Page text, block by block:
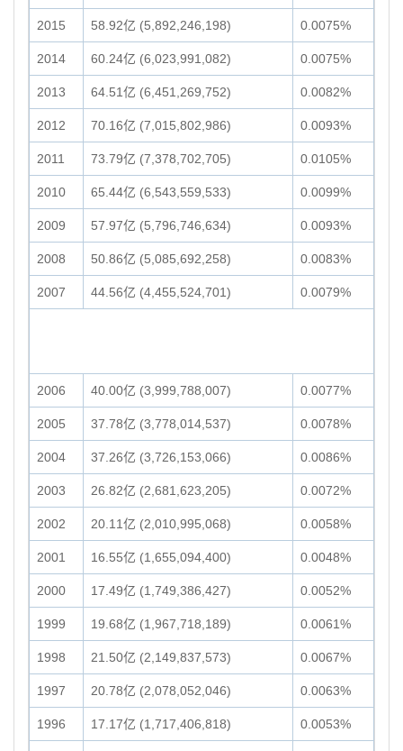
2015 58.92亿 (5,892,246,198) 0.0075%
2014 60.24亿 (6,023,991,082) 0.0075%
2013 64.51亿 (6,451,269,752) 0.0082%
2012 70.16亿 (7,015,802,986) 0.0093%
2011 73.79亿 (7,378,702,705) 0.0105%
2010 65.44亿 (6,543,559,533) 0.0099%
2009 57.97亿 (5,796,746,634) 0.0093%
2008 50.86亿 (5,085,692,258) 0.0083%
2007 44.56亿 (4,455,524,701) 0.0079%
2006 40.00亿 (3,999,788,007) 0.0077%
2005 37.78亿 (3,778,014,537) 0.0078%
2004 37.26亿 (3,726,153,066) 0.0086%
2003 26.82亿 (2,681,623,205) 0.0072%
2002 20.11亿 (2,010,995,068) 0.0058%
2001 16.55亿 (1,655,094,400) 0.0048%
2000 17.49亿 (1,749,386,427) 0.0052%
1999 19.68亿 (1,967,718,189) 0.0061%
1998 21.50亿 (2,149,837,573) 0.0067%
1997 20.78亿 (2,078,052,046) 0.0063%
1996 17.17亿 (1,717,406,818) 0.0053%